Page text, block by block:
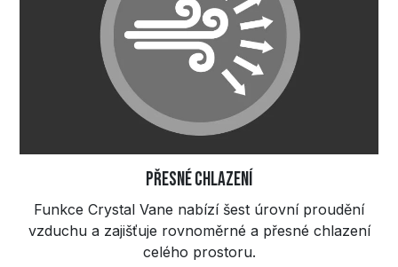
Přesné chlazení
Funkce Crystal Vane nabízí šest úrovní proudění
vzduchu a zajišťuje rovnoměrné a přesné chlazení
celého prostoru.